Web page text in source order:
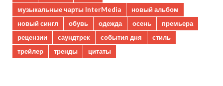
музыкальные чарты InterMedia
новый альбом
новый сингл
обувь одежда осень
премьера
рецензии
саундтрек события дня
стиль
трейлер
тренды цитаты